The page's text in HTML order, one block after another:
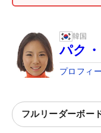
韓国
パク
プロフィ
フルリーダーボー